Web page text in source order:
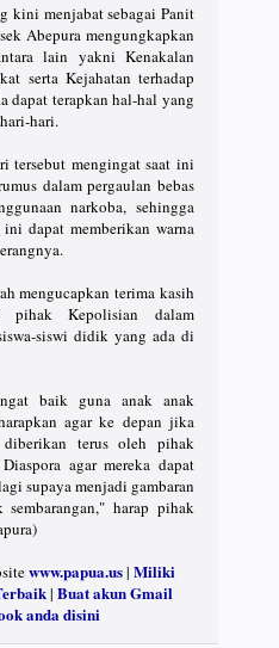
kini menjabat sebagai Panit
Abepura mengungkapkan
lain yakni Kenakalan
serta Kejahatan terhadap
dapat terapkan hal-hal yang
hari.
tersebut mengingat saat ini
dalam pergaulan bebas
narkoba, sehingga
dapat memberikan warna
mengucapkan terima kasih
pihak Kepolisian dalam
siswi didik yang ada di
baik guna anak anak
agar ke depan jika
diberikan terus oleh pihak
agar mereka dapat
supaya menjadi gambaran
harap pihak
www.papua.us| Miliki
| Buat akun Gmail
anda disini